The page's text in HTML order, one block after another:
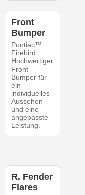
Front
Bumper
Pontiac™
Firebird
Hochwertiger
Front
Bumper für
ein
individuelles
Aussehen
und eine
angepasste
Leistung.
R. Fender
Flares